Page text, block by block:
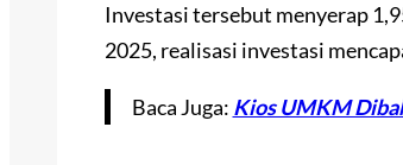
Investasi tersebut menyerap
2025, realisasi investasi
Baca Juga: Kios UMKM